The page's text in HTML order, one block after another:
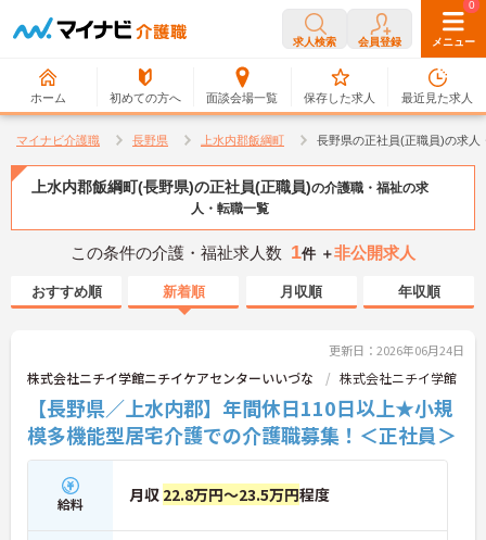
求人検索 会員登録 メニュー
ホーム 初めての方へ 面談会場一覧
0
保存した求人
0
最近見た求人
マイナビ介護職 長野県 上水内郡飯綱町 長野県の正社員(正職員)の求人
上水内郡飯綱町(長野県)の正社員(正職員)の介護職・福祉の求
人・転職一覧
この条件の介護・福祉求人数 1件 ＋非公開求人
おすすめ順 新着順 月収順 年収順
更新日：2026年06月24日
株式会社ニチイ学館ニチイケアセンターいいづな 株式会社ニチイ学館
【長野県／上水内郡】年間休日110日以上★小規
模多機能型居宅介護での介護職募集！＜正社員＞
給料 月収 22.8万円～23.5万円程度